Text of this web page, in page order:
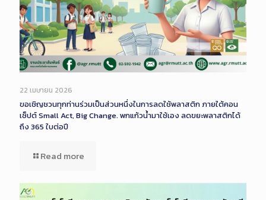
22 เมษายน 2026
ขอเชิญชวนทุกท่านร่วมเป็นส่วนหนึ่งในการลดใช้พลาสติก ภายใต้คอน
เซ็ปต์ Small Act, Big Change. พกแก้วน้ำมาใช้เอง ลดขยะพลาสติกได้
ถึง 365 ใบต่อปี
Read more